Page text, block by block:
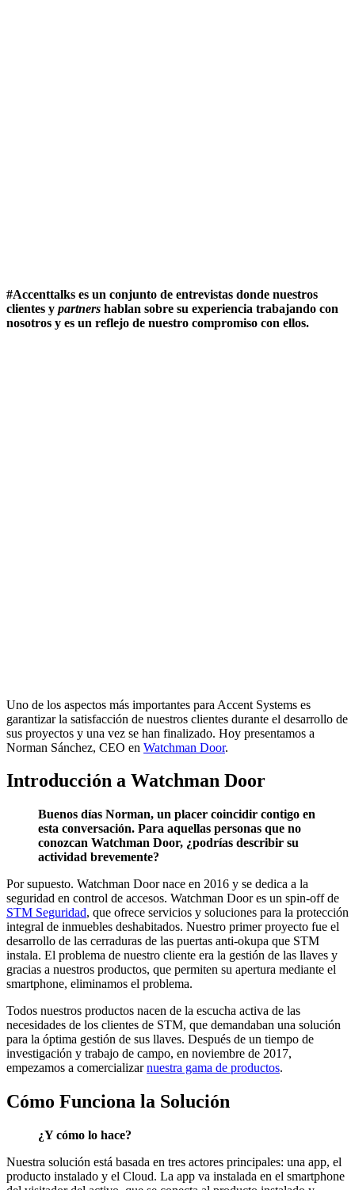
#Accenttalks es un conjunto de entrevistas donde nuestros
clientes y partners hablan sobre su experiencia trabajando con
nosotros y es un reflejo de nuestro compromiso con ellos.
Uno de los aspectos más importantes para Accent Systems es
garantizar la satisfacción de nuestros clientes durante el desarrollo de
sus proyectos y una vez se han finalizado. Hoy presentamos a
Norman Sánchez, CEO en Watchman Door.
Introducción a Watchman Door
Buenos días Norman, un placer coincidir contigo en
esta conversación. Para aquellas personas que no
conozcan Watchman Door, ¿podrías describir su
actividad brevemente?
Por supuesto. Watchman Door nace en 2016 y se dedica a la
seguridad en control de accesos. Watchman Door es un spin-off de
STM Seguridad, que ofrece servicios y soluciones para la protección
integral de inmuebles deshabitados. Nuestro primer proyecto fue el
desarrollo de las cerraduras de las puertas anti-okupa que STM
instala. El problema de nuestro cliente era la gestión de las llaves y
gracias a nuestros productos, que permiten su apertura mediante el
smartphone, eliminamos el problema.
Todos nuestros productos nacen de la escucha activa de las
necesidades de los clientes de STM, que demandaban una solución
para la óptima gestión de sus llaves. Después de un tiempo de
investigación y trabajo de campo, en noviembre de 2017,
empezamos a comercializarnuestra gama de productos.
Cómo Funciona la Solución
¿Y cómo lo hace?
Nuestra solución está basada en tres actores principales: una app, el
producto instalado y el Cloud. La app va instalada en el smartphone